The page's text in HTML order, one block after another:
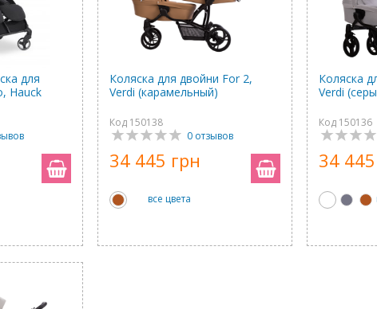
для
Hauck
Коляска для двойни For 2,
Verdi (карамельный)
Код 150138
0 отзывов
34 445 грн
все цвета
Коляска
Verdi
Код 150136
34